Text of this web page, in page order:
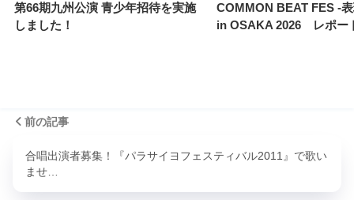
第66期九州公演 青少年招待を実施
しました！
COMMON BEAT FES -
in OSAKA 2026 レポー
前の記事
合唱出演者募集！『パラサイヨフェスティバル2011』で歌い
ませ…